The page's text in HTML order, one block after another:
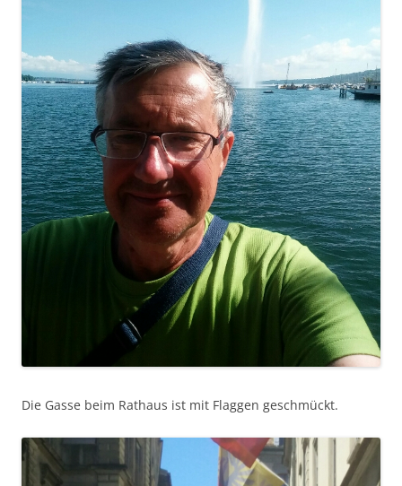
Die Gasse beim Rathaus ist mit Flaggen geschmückt.